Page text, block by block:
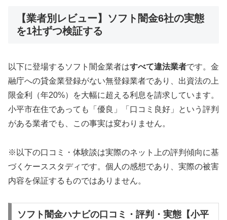
【業者別レビュー】ソフト闇金6社の実態
を1社ずつ検証する
以下に登場するソフト闇金業者はすべて違法業者です。金
融庁への貸金業登録がない無登録業者であり、出資法の上
限金利（年20%）を大幅に超える利息を請求しています。
小平市在住であっても「優良」「口コミ良好」という評判
がある業者でも、この事実は変わりません。
※以下の口コミ・体験談は実際のネット上の評判傾向に基
づくケーススタディです。個人の感想であり、実際の被害
内容を保証するものではありません。
ソフト闇金ハナビの口コミ・評判・実態【小平